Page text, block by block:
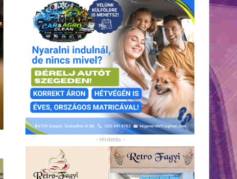
- Hirdetés -